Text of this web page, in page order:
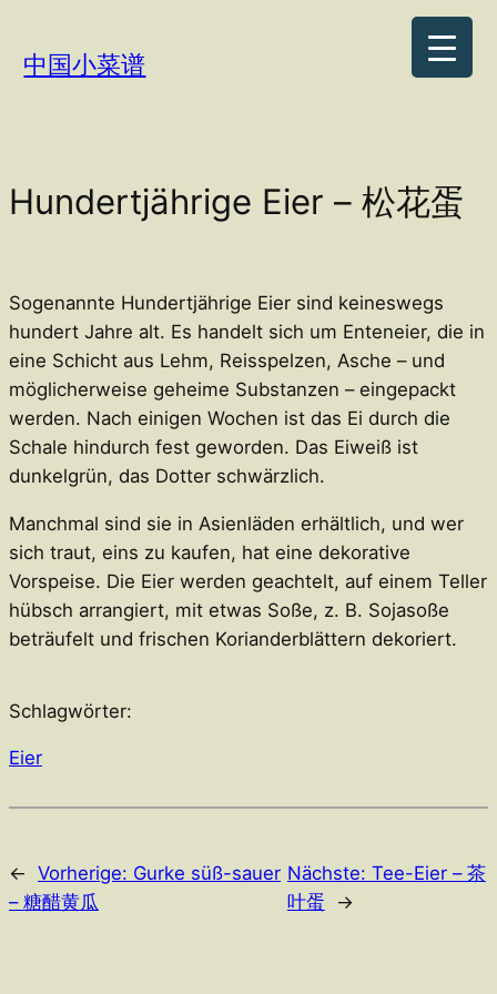
Inhalt
springen
中国小菜谱
Hundertjährige Eier – 松花蛋
Sogenannte Hundertjährige Eier sind keineswegs
hundert Jahre alt. Es handelt sich um Enteneier, die in
eine Schicht aus Lehm, Reisspelzen, Asche – und
möglicherweise geheime Substanzen – eingepackt
werden. Nach einigen Wochen ist das Ei durch die
Schale hindurch fest geworden. Das Eiweiß ist
dunkelgrün, das Dotter schwärzlich.
Manchmal sind sie in Asienläden erhältlich, und wer
sich traut, eins zu kaufen, hat eine dekorative
Vorspeise. Die Eier werden geachtelt, auf einem Teller
hübsch arrangiert, mit etwas Soße, z. B. Sojasoße
beträufelt und frischen Korianderblättern dekoriert.
Schlagwörter:
Eier
← Vorherige: Gurke süß-sauer
– 糖醋黄瓜
Nächste: Tee-Eier – 茶
叶蛋
→